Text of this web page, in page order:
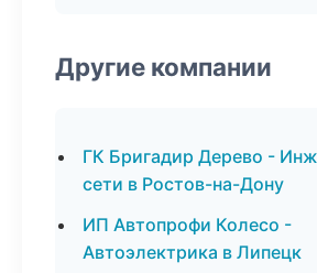
Другие компании
ГК Бригадир Дерево -
сети в Ростов-на-Дону
ИП Автопрофи Колесо -
Автоэлектрика в Липецк